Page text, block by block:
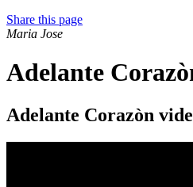
Share this page
Maria Jose
Adelante
Adelante Corazòn